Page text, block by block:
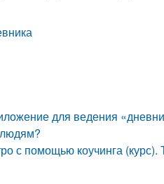
для ведения
с помощью коучинга (курс).